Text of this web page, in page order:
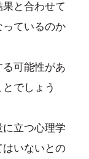
と合わせて
ているのか
る可能性があ
でしょう
立つ心理学
いないとの